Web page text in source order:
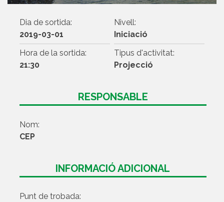
Dia de sortida:
2019-03-01
Nivell:
Iniciació
Hora de la sortida:
21:30
Tipus d'activitat:
Projecció
RESPONSABLE
Nom:
CEP
INFORMACIÓ ADICIONAL
Punt de trobada: